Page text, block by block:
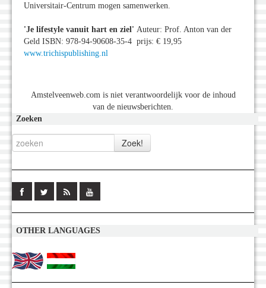
Universitair-Centrum mogen samenwerken.
'Je lifestyle vanuit hart en ziel ' Auteur: Prof. Anton van der
Geld ISBN: 978-94-90608-35-4 prijs: € 19,95
www.trichispublishing.nl
Amstelveenweb.com is niet verantwoordelijk voor de inhoud
van de nieuwsberichten.
Zoeken
OTHER LANGUAGES